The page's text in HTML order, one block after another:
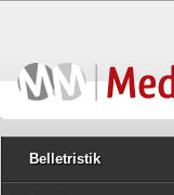
Belletristik